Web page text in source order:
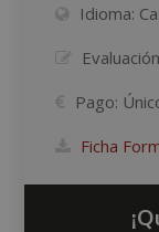
Idioma:
Pago:
Ficha